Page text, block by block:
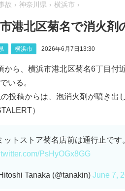
故 神奈川県 横浜市
港北区菊名で消火剤
横浜市 2026年6月7日13:30
から、横浜市港北区菊名6丁目付
いる。
投稿からは、泡消火剤が噴き出
）
ットストア菊名店前は通行止です
PsHyOGx8GG
Tanaka (@tanakin) June 7,